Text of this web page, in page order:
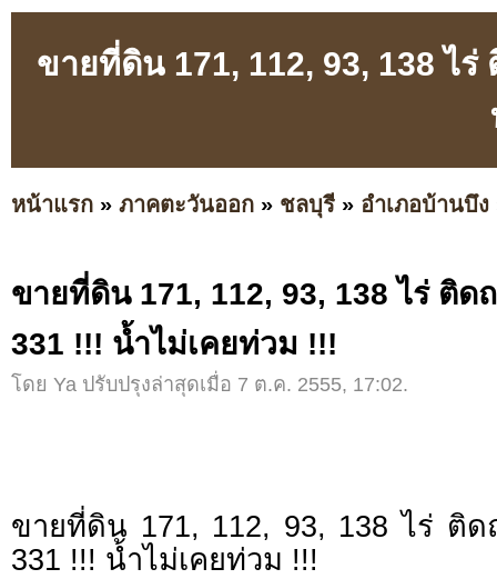
ขายที่ดิน 171, 112, 93, 138 ไ
หน้าแรก » ภาคตะวันออก » ชลบุรี » อำเภอบ้านบึง
ขายที่ดิน 171, 112, 93, 138 ไร่ ติด
331 !!! น้ำไม่เคยท่วม !!!
โดย Ya ปรับปรุงล่าสุดเมื่อ 7 ต.ค. 2555, 17:02.
ขายที่ดิน 171, 112, 93, 138 ไร่ ติ
331 !!! น้ำไม่เคยท่วม !!!